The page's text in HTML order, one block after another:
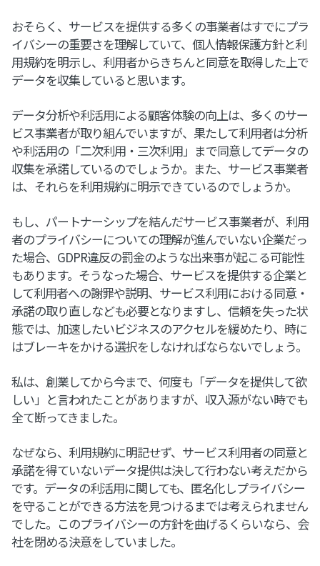
おそらく、サービスを提供する多くの事業者はすでにプラ
イバシーの重要さを理解していて、個人情報保護方針と利
用規約を明示し、利用者からきちんと同意を取得した上で
データを収集していると思います。
データ分析や利活用による顧客体験の向上は、多くのサー
ビス事業者が取り組んでいますが、果たして利用者は分析
や利活用の「二次利用・三次利用」まで同意してデータの
収集を承諾しているのでしょうか。また、サービス事業者
は、それらを利用規約に明示できているのでしょうか。
もし、パートナーシップを結んだサービス事業者が、利用
者のプライバシーについての理解が進んでいない企業だっ
た場合、GDPR違反の罰金のような出来事が起こる可能性
もあります。そうなった場合、サービスを提供する企業と
して利用者への謝罪や説明、サービス利用における同意・
承諾の取り直しなども必要となりますし、信頼を失った状
態では、加速したいビジネスのアクセルを緩めたり、時に
はブレーキをかける選択をしなければならないでしょう。
私は、創業してから今まで、何度も「データを提供して欲
しい」と言われたことがありますが、収入源がない時でも
全て断ってきました。
なぜなら、利用規約に明記せず、サービス利用者の同意と
承諾を得ていないデータ提供は決して行わない考えだから
です。データの利活用に関しても、匿名化しプライバシー
を守ることができる方法を見つけるまでは考えられません
でした。このプライバシーの方針を曲げるくらいなら、会
社を閉める決意をしていました。